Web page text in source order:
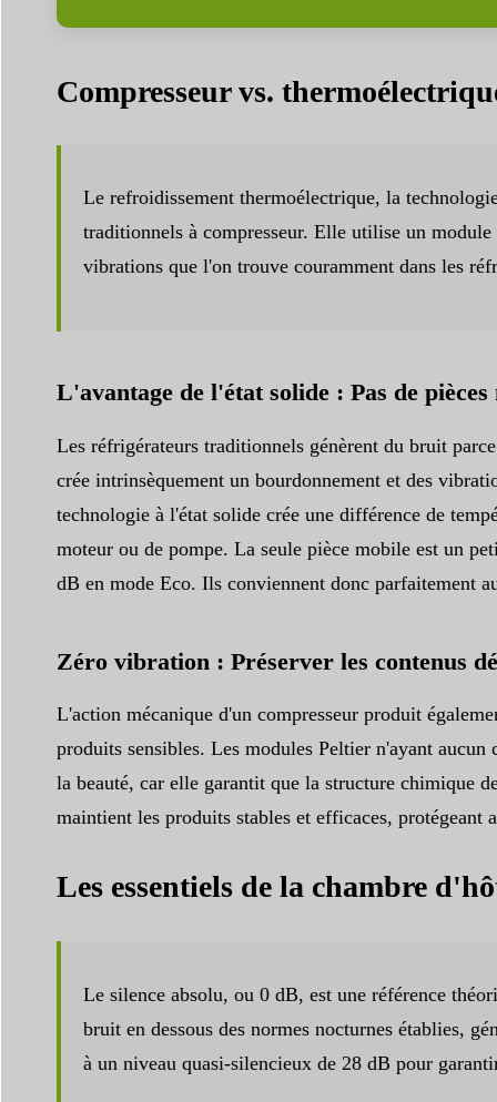
Compresseur vs.
Le refroidissement thermoélectrique, la
traditionnels à compresseur. Elle utilise un
vibrations que l'on trouve couramment dans les
L'avantage de l'état solide : Pas de
Les réfrigérateurs traditionnels génèrent du bruit
crée intrinsèquement un bourdonnement et des
technologie à l'état solide crée une différence de
moteur ou de pompe. La seule pièce mobile est un
dB en mode Eco. Ils conviennent donc parfaitement
Zéro vibration : Préserver les contenus
L'action mécanique d'un compresseur produit
produits sensibles. Les modules Peltier n'ayant
la beauté, car elle garantit que la structure chimique
maintient les produits stables et efficaces, protégeant
Les essentiels de la chambre
Le silence absolu, ou 0 dB, est une référence
bruit en dessous des normes nocturnes établies,
à un niveau quasi-silencieux de 28 dB pour